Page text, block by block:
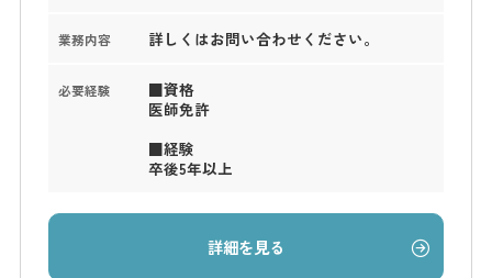
業務内容 詳しくはお問い合わせください。
必要経験
■資格
医師免許
■経験
卒後5年以上
詳細を見る